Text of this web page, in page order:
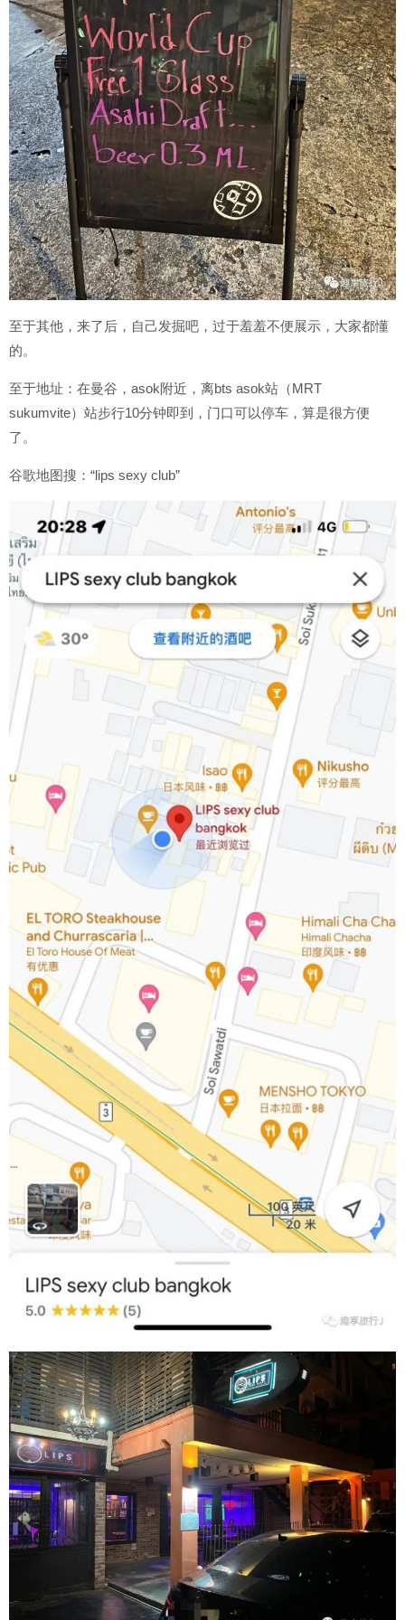
至于其他，来了后，自己发掘吧，过于羞羞不便展示，大家都懂
的。
至于地址：在曼谷，asok附近，离bts asok站（MRT
sukumvite）站步行10分钟即到，门口可以停车，算是很方便
了。
谷歌地图搜：“lips sexy club”